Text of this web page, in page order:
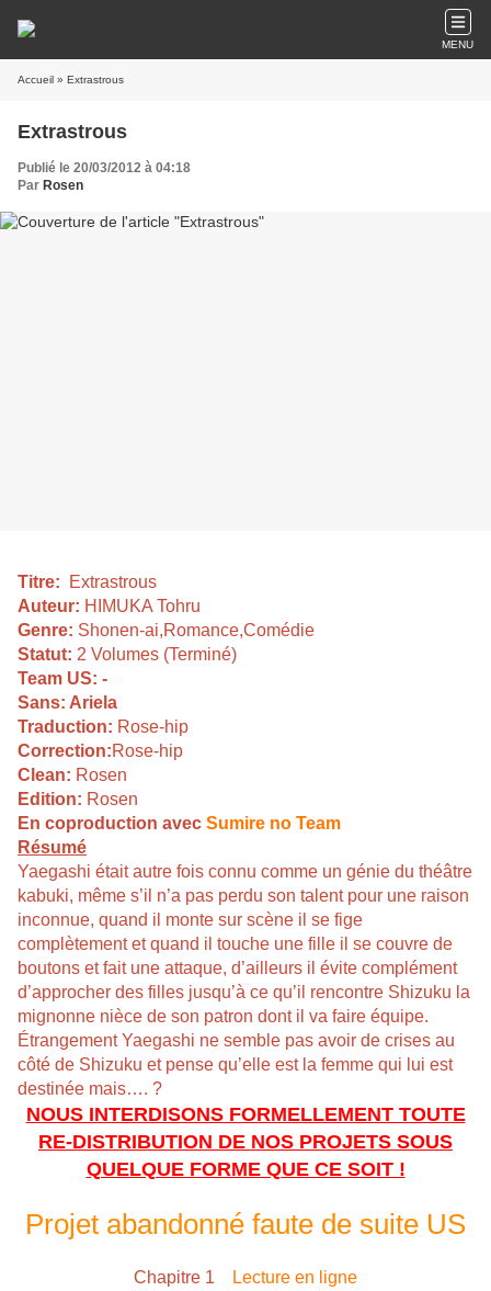
MENU
Accueil » Extrastrous
Extrastrous
Publié le 20/03/2012 à 04:18
Par Rosen
Titre:
Extrastrous
Auteur: HIMUKA Tohru
Genre: Shonen-ai,Romance,Comédie
Statut: 2 Volumes (Terminé)
Team US: -
Sans: Ariela
Traduction: Rose-hip
Correction:Rose-hip
Clean: Rosen
Edition: Rosen
En coproduction avec Sumire no Team
Résumé
Yaegashi était autre fois connu comme un génie du théâtre
kabuki, même s’il n’a pas perdu son talent pour une raison
inconnue, quand il monte sur scène il se fige
complètement et quand il touche une fille il se couvre de
boutons et fait une attaque, d’ailleurs il évite complément
d’approcher des filles jusqu’à ce qu’il rencontre Shizuku la
mignonne nièce de son patron dont il va faire équipe.
Étrangement Yaegashi ne semble pas avoir de crises au
côté de Shizuku et pense qu’elle est la femme qui lui est
destinée mais…. ?
NOUS INTERDISONS FORMELLEMENT TOUTE
RE-DISTRIBUTION DE NOS PROJETS SOUS
QUELQUE FORME QUE CE SOIT !
Projet abandonné faute de suite US
Chapitre 1
Lecture en ligne